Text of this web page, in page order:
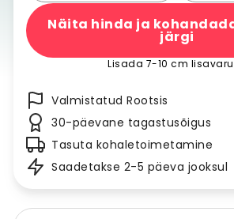
Näita hinda ja
järgi
Lisada 7-10 cm lisavaru
Valmistatud Rootsis
30-päevane tagastusõigus
Tasuta kohaletoimetamine
Saadetakse 2-5 päeva jooksul